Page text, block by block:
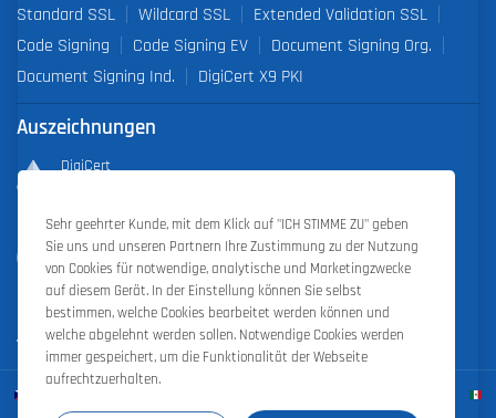
Standard SSL Wildcard SSL
Extended Validation SSL
Code Signing
Code Signing EV
Document Signing Org.
Document Signing Ind.
DigiCert X9 PKI
Auszeichnungen
DigiCert
Outstanding Sales Performance Award 2018, 2019, 2020, 2021,
2022
Sehr geehrter Kunde, mit dem Klick auf "ICH STIMME ZU" geben
Sie uns und unseren Partnern Ihre Zustimmung zu der Nutzung
von Cookies für notwendige, analytische und Marketingzwecke
auf diesem Gerät. In der Einstellung können Sie selbst
bestimmen, welche Cookies bearbeitet werden können und
welche abgelehnt werden sollen. Notwendige Cookies werden
immer gespeichert, um die Funktionalität der Webseite
aufrechtzuerhalten.